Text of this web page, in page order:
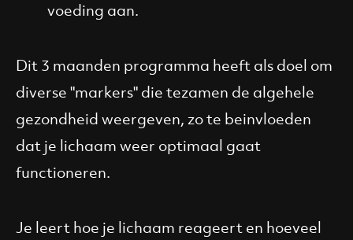
voeding aan.
Dit 3 maanden programma heeft als doel om
diverse "markers" die tezamen de algehele
gezondheid weergeven, zo te beinvloeden
dat je lichaam weer optimaal gaat
functioneren.
Je leert hoe je lichaam reageert en hoeveel